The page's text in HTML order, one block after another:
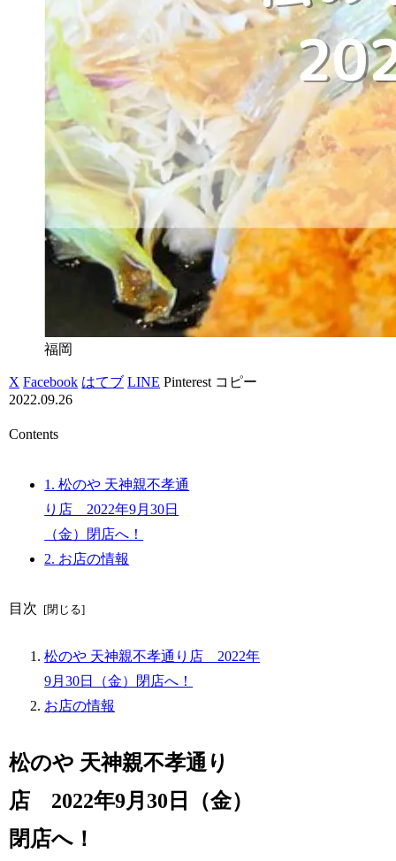
福岡
X Facebook はてブ LINE Pinterest コピー
2022.09.26
Contents
1. 松のや 天神親不孝通
り店 2022年9月30日
（金）閉店へ！
2. お店の情報
目次
松のや 天神親不孝通り店 2022年
9月30日（金）閉店へ！
お店の情報
松のや 天神親不孝通り
店 2022年9月30日（金）
閉店へ！